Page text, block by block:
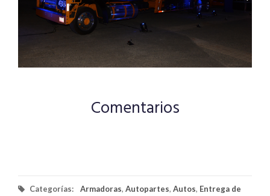
Comentarios
Categorías: Armadoras, Autopartes, Autos, Entrega de